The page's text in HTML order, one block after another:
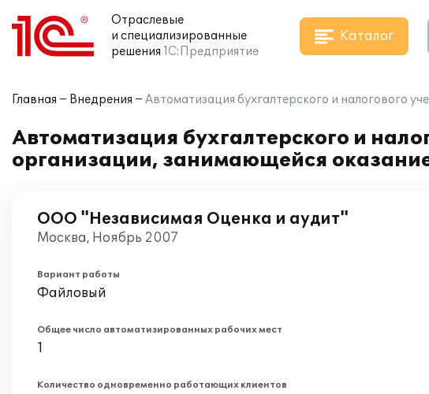
Отраслевые
и специализированные
решения 1С:Предприятие
Каталог
Главная Внедрения Автоматизация бухгалтерского и налогового
Автоматизация бухгалтерского и
организации, занимающейся
ООО "Независимая Оценка и аудит"
Москва, Ноябрь 2007
Вариант работы
Файловый
Общее число автоматизированных рабочих мест
1
Количество одновременно работающих клиентов